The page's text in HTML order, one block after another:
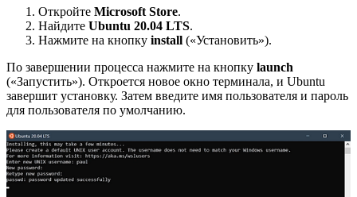
Откройте Microsoft Store.
Найдите Ubuntu 20.04 LTS.
Нажмите на кнопку install («Установить»).
По завершении процесса нажмите на кнопку launch
(«Запустить»). Откроется новое окно терминала, и Ubuntu
завершит установку. Затем введите имя пользователя и пароль
для пользователя по умолчанию.